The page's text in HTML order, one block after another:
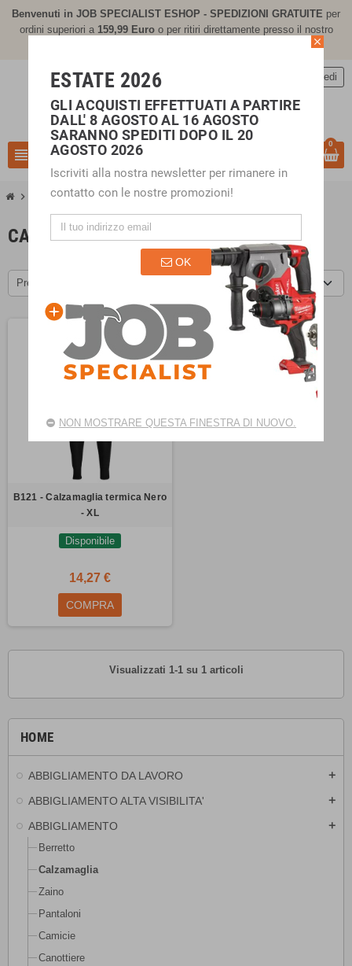
Benvenuti in JOB SPECIALIST ESHOP - SPEDIZIONI GRATUITE per
ordini superiori a 159,99 Euro o per ritiri direttamente presso il nostro
view_headline
Accedi
0
chevron_right ABBIGLIAMENTOchevron_right Calzamaglia
HOME
ABBIGLIAMENTO DA LAVORO add
ABBIGLIAMENTO ALTA VISIBILITA' add
ABBIGLIAMENTO add
Berretto
Calzamaglia
Zaino
Pantaloni
Camicie
Canottiere
CALZAMAGLIA
Prezzo, da più caro a meno caro
B121 - Calzamaglia termica Nero
- XL
Disponibile
14,27 €
COMPRA
Visualizzati 1-1 su 1 articoli
close
ESTATE 2026
GLI ACQUISTI EFFETTUATI A PARTIRE
DALL' 8 AGOSTO AL 16 AGOSTO
SARANNO SPEDITI DOPO IL 20
AGOSTO 2026
Iscriviti alla nostra newsletter per rimanere in
contatto con le nostre promozioni!
OK
NON MOSTRARE QUESTA FINESTRA DI NUOVO.